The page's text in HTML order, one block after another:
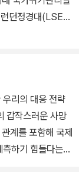
던정경대(LSE)
에서 주로 북한
다. 또한 폴 스테
: Preparing for S
하였다.
리의 대응 전략
계를 포함해 국제
하기 힘들다는